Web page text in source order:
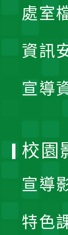
處室
資訊
宣導
校園
宣導
特色